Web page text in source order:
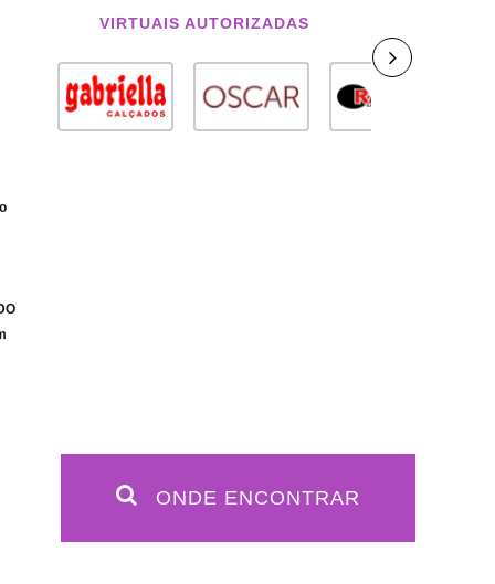
VIRTUAIS AUTORIZADAS
ONDE ENCONTRAR